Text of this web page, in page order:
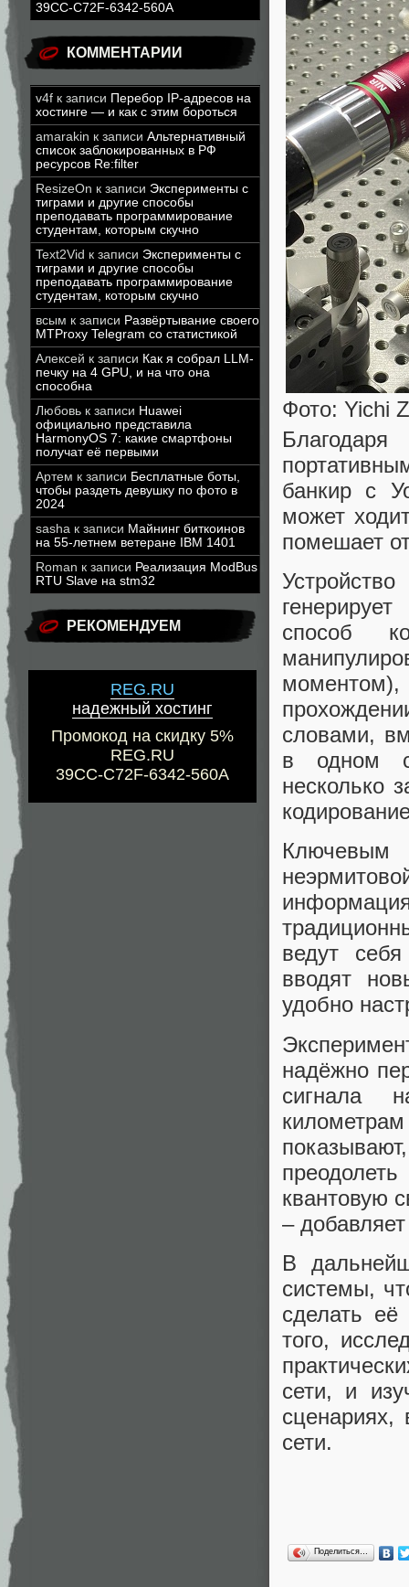
39CC-C72F-6342-560A
КОММЕНТАРИИ
v4f к записи Перебор IP-адресов на
хостинге — и как с этим бороться
amarakin к записи Альтернативный
список заблокированных в РФ
ресурсов Re:filter
ResizeOn к записи Эксперименты с
тиграми и другие способы
преподавать программирование
студентам, которым скучно
Text2Vid к записи Эксперименты с
тиграми и другие способы
преподавать программирование
студентам, которым скучно
всым к записи Развёртывание своего
MTProxy Telegram со статистикой
Алексей к записи Как я собрал LLM-
печку на 4 GPU, и на что она
способна
Любовь к записи Huawei
официально представила
HarmonyOS 7: какие смартфоны
получат её первыми
Артем к записи Бесплатные боты,
чтобы раздеть девушку по фото в
2024
sasha к записи Майнинг биткоинов
на 55-летнем ветеране IBM 1401
Roman к записи Реализация ModBus
RTU Slave на stm32
РЕКОМЕНДУЕМ
REG.RU
надежный хостинг
Промокод на скидку 5%
REG.RU
39CC-C72F-6342-560A
Фото: Yichi
банкир с
может
помешает
способ
словами,
в одном
несколько
ведут
вводят
удобно
надёжно
сигнала
квантовую
–
В
системы,
сделать
того,
сети, и
сценариях,
сети.
Поделиться…